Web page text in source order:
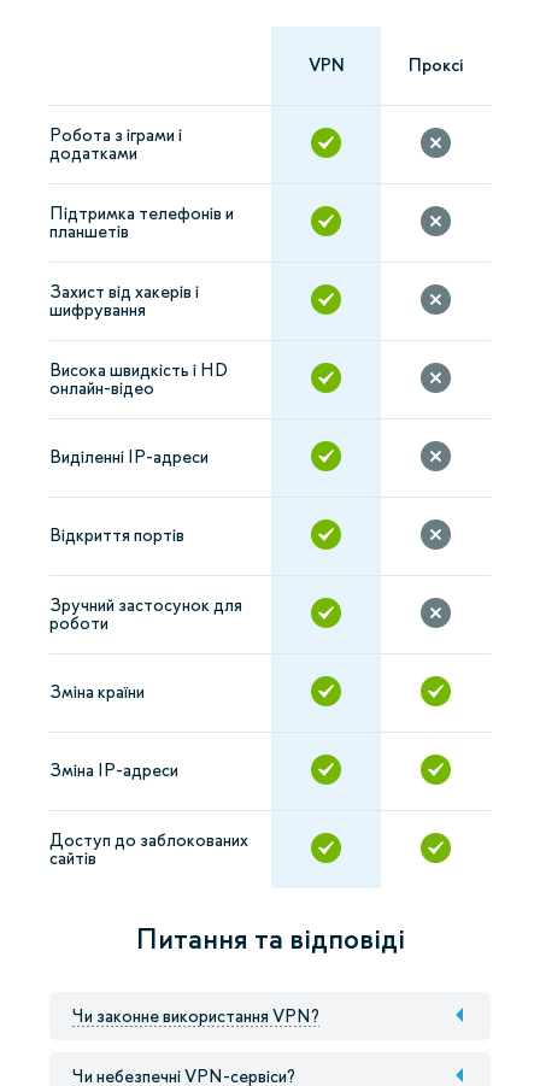
VPN Проксі
Робота з іграми і
додатками
Підтримка телефонів и
планшетів
Захист від хакерів і
шифрування
Висока швидкість і HD
онлайн-відео
Виділенні IP-адреси
Відкриття портів
Зручний застосунок для
роботи
Зміна країни
Зміна IP-адреси
Доступ до заблокованих
сайтів
Питання та відповіді
Чи законне використання VPN?
Чи небезпечні VPN-сервіси?